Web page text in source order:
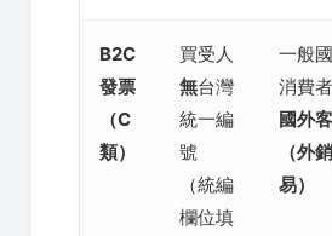
B2C
發票
（C
類）
買受人
無台灣
統一編
號
（統編
欄位填
一般
消費者
國外
（外
易）